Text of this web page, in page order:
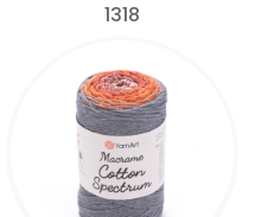
1318